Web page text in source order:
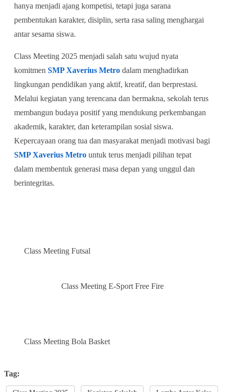
hanya menjadi ajang kompetisi, tetapi juga sarana
pembentukan karakter, disiplin, serta rasa saling menghargai
antar sesama siswa.
Class Meeting 2025 menjadi salah satu wujud nyata
komitmen SMP Xaverius Metro dalam menghadirkan
lingkungan pendidikan yang aktif, kreatif, dan berprestasi.
Melalui kegiatan yang terencana dan bermakna, sekolah terus
membangun budaya positif yang mendukung perkembangan
akademik, karakter, dan keterampilan sosial siswa.
Kepercayaan orang tua dan masyarakat menjadi motivasi bagi
SMP Xaverius Metro untuk terus menjadi pilihan tepat
dalam membentuk generasi masa depan yang unggul dan
berintegritas.
Class Meeting Futsal
Class Meeting E-Sport Free Fire
Class Meeting Bola Basket
Tag: